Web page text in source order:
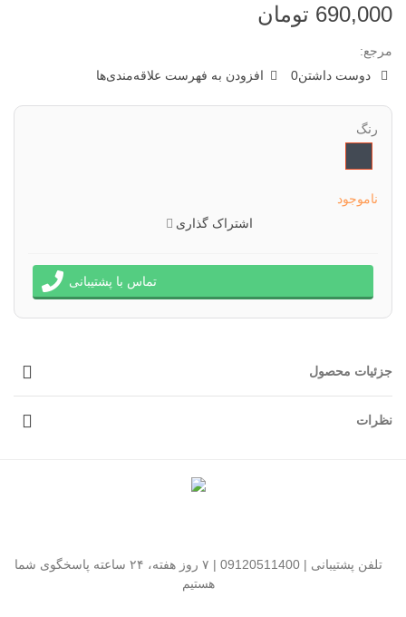
690,000 تومان
مرجع:
دوست داشتن0 افزودن به فهرست علاقه‌مندی‌ها
رنگ
ناموجود
اشتراک گذاری
تماس با پشتیبانی
جزئیات محصول
نظرات
تلفن پشتیبانی | 09120511400 | ۷ روز هفته، ۲۴ ساعته پاسخگوی شما
هستیم